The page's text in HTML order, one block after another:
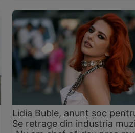
Lidia Buble, anunț șoc
Se retrage din industria